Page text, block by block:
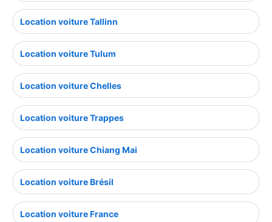
Location voiture Tallinn
Location voiture Tulum
Location voiture Chelles
Location voiture Trappes
Location voiture Chiang Mai
Location voiture Brésil
Location voiture France